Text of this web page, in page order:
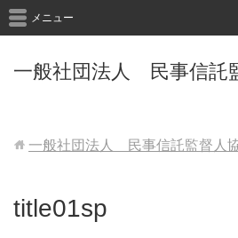
一般社団法人 民事信託
メニュー
一般社団法人 民事信託監督人
title01sp